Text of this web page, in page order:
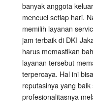
banyak anggota
mencuci setiap hari.
memilih layanan
jam terbaik di DKI
harus memastikan
layanan tersebut
terpercaya. Hal ini
reputasinya yang baik
profesionalitasnya